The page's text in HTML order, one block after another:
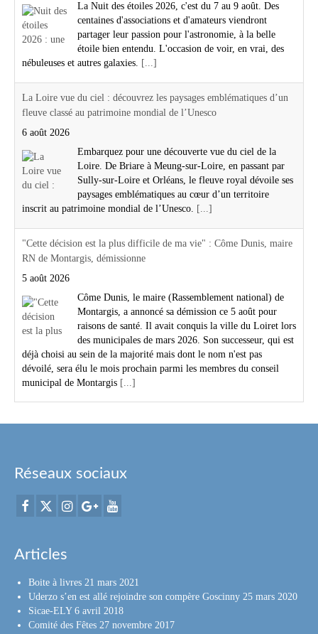
La Nuit des étoiles 2026, c'est du 7 au 9 août. Des
centaines d'associations et d'amateurs viendront
partager leur passion pour l'astronomie, à la belle
étoile bien entendu. L'occasion de voir, en vrai, des
nébuleuses et autres galaxies. [...]
La Loire vue du ciel : découvrez les paysages emblématiques d’un
fleuve classé au patrimoine mondial de l’Unesco
6 août 2026
Embarquez pour une découverte vue du ciel de la
Loire. De Briare à Meung-sur-Loire, en passant par
Sully-sur-Loire et Orléans, le fleuve royal dévoile ses
paysages emblématiques au cœur d’un territoire
inscrit au patrimoine mondial de l’Unesco. [...]
"Cette décision est la plus difficile de ma vie" : Côme Dunis, maire
RN de Montargis, démissionne
5 août 2026
Côme Dunis, le maire (Rassemblement national) de
Montargis, a annoncé sa démission ce 5 août pour
raisons de santé. Il avait conquis la ville du Loiret lors
des municipales de mars 2026. Son successeur, qui est
déjà choisi au sein de la majorité mais dont le nom n'est pas
dévoilé, sera élu le mois prochain parmi les membres du conseil
municipal de Montargis [...]
Réseaux sociaux
Articles
Boite à livres 21 mars 2021
Uderzo s’en est allé rejoindre son compère Goscinny 25 mars 2020
Sicae-ELY 6 avril 2018
Comité des Fêtes 27 novembre 2017